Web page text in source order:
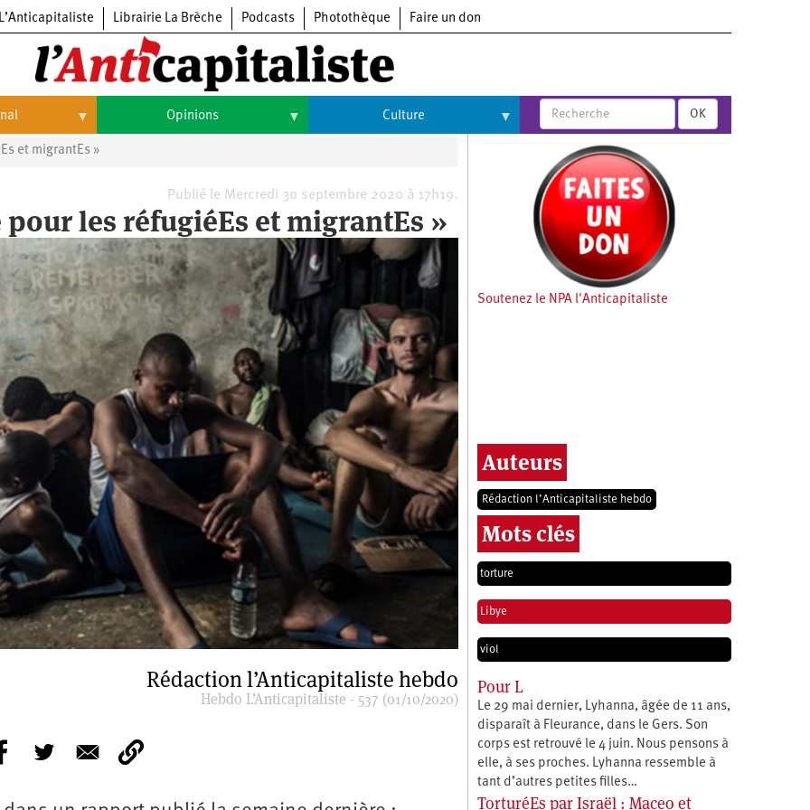
L’Anticapitaliste Librairie La Brèche Podcasts Photothèque Faire un don
Opinions Culture
Arts
Cinéma
Expositions
Livres
Musique
OK
et migrantEs »
Publié le Mercredi 30 septembre 2020 à 17h19.
pour les réfugiéEs et migrantEs »
Rédaction l’Anticapitaliste hebdo
Hebdo L’Anticapitaliste - 537 (01/10/2020)
Soutenez le NPA l'Anticapitaliste
Auteurs
Rédaction l’Anticapitaliste hebdo
Mots clés
torture
Libye
viol
Pour L
Le 29 mai dernier, Lyhanna, âgée de 11 ans,
disparaît à Fleurance, dans le Gers. Son
corps est retrouvé le 4 juin. Nous pensons à
elle, à ses proches. Lyhanna ressemble à
tant d’autres petites filles…
TorturéEs par Israël : Maceo et